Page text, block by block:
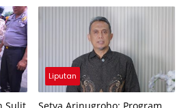
Liputan